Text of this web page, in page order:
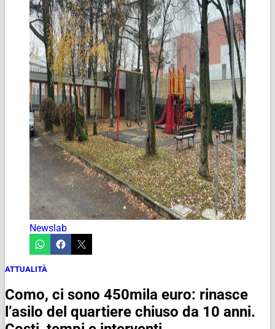
Newslab
ATTUALITÀ
Como, ci sono 450mila euro: rinasce
l’asilo del quartiere chiuso da 10 anni.